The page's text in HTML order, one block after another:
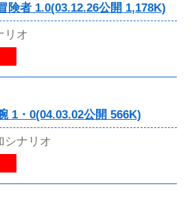
険者 1.0(03.12.26公開 1,178K)
リオ
1・0(04.03.02公開 566K)
シナリオ